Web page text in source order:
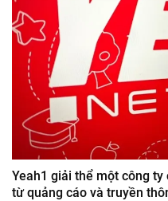
Yeah1 giải thể một công
từ quảng cáo và truyền